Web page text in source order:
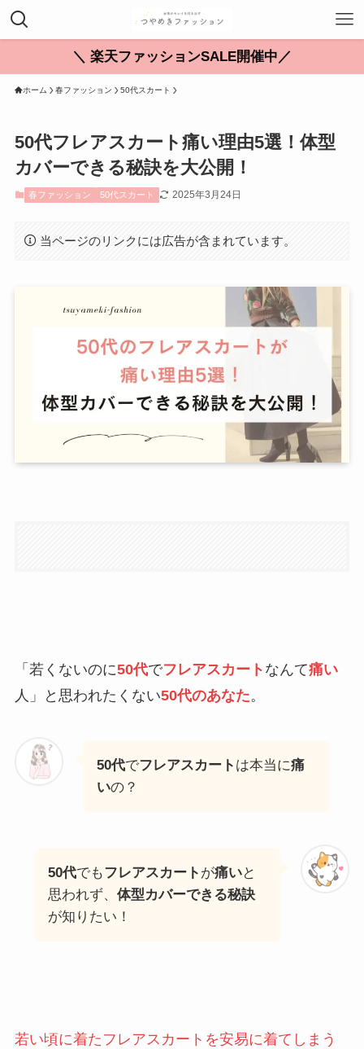
＼ 楽天ファッションSALE開催中／
ホーム 春ファッション 50代スカート
50代フレアスカート痛い理由5選！体型
カバーできる秘訣を大公開！
春ファッション 50代スカート 2025年3月24日
当ページのリンクには広告が含まれています。
「若くないのに50代でフレアスカート なんて痛い
人」と思われたくない50代のあなた。
50代でフレアスカート は本当に痛
いの？
50代でもフレアスカート が痛いと
思われず、 体型カバーできる秘訣
が知りたい！
若い頃に着たフレアスカートを安易に着てしまう